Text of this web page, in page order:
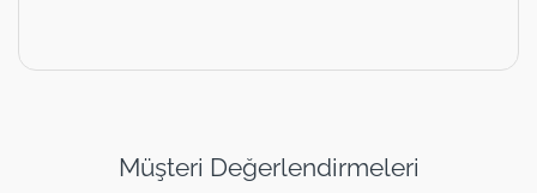
Müşteri Değerlendirmeleri